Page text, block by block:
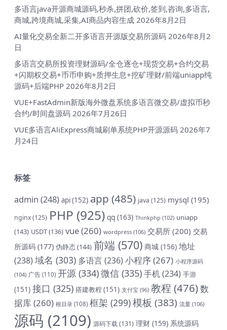
多语言java开源商城源码,秒杀,拼团,砍价,签到,咨询,多语言,
商城,跨境商城,采集,AI商品内容生成 2026年8月2日
AI量化交易全新二开多语言开源版交易所源码 2026年8月2
日
多语言交易所投资理财源码/全仓逐仓+现货交易+合约交易
+闪期权交易+币币申购+质押生息+挖矿理财/前端uniapp纯
源码+后端PHP 2026年8月2日
VUE+FastAdmin新版海外微盘系统多语言微交易/虚拟币秒
合约/时间盘源码 2026年7月26日
VUE多语言AliExpress商城刷单系统PHP开源源码 2026年7
月24日
标签
admin (248) api(152) app (485) java (125) mysql (195)
nginx(125) PHP (925) qq (163) Thinkphp (102) uniapp
(143) USDT(136) vue(260) wordpress (106) 交易所 (200) 交易
所源码 (177) 伪静态(144) 前端 (570) 商城 (156) 地址
(238)域名 (303) 多语言(236) 小程序(267) 小程序源码
(104) 广告 (110) 开源 (334)微信 (335)手机(234) 手游
(151) 接口 (325) 搭建教程 (151) 支付宝 (96) 教程 (476)数
据库(260) 根目录 (108) 框架 (299)模板 (383) 流量 (106)
源码 (2109) 源码下载(131) 理财 (159) 系统源码